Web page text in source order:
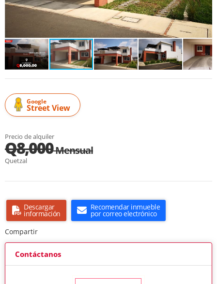
Google
Street View
Precio de alquiler
Q8,000Mensual
Quetzal
Descargar
información
Recomendar inmueble
por correo electrónico
Compartir
Contáctanos